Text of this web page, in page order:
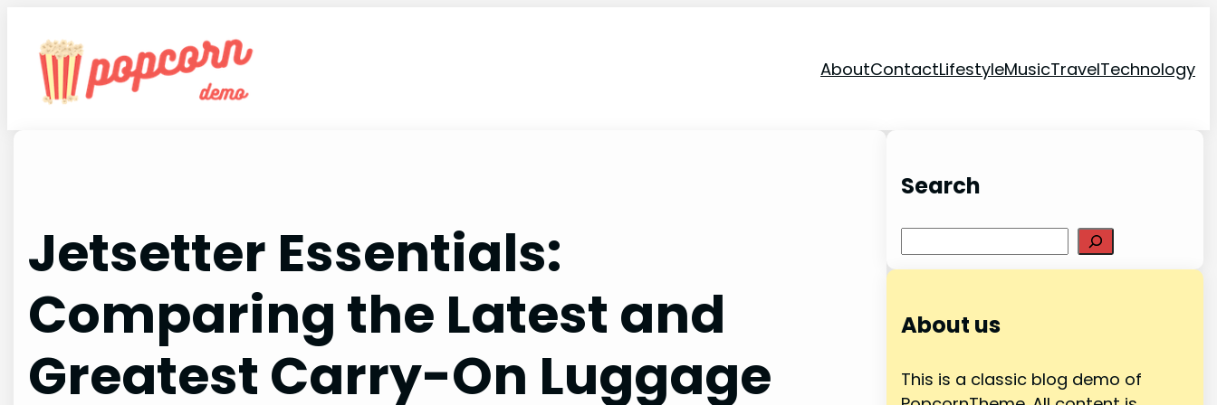
content
AboutContactLifestyleMusicTravelTechnology
Jetsetter Essentials:
Comparing the Latest and
Greatest Carry-On Luggage
Search
e
c
About us
This is a classic blog demo of